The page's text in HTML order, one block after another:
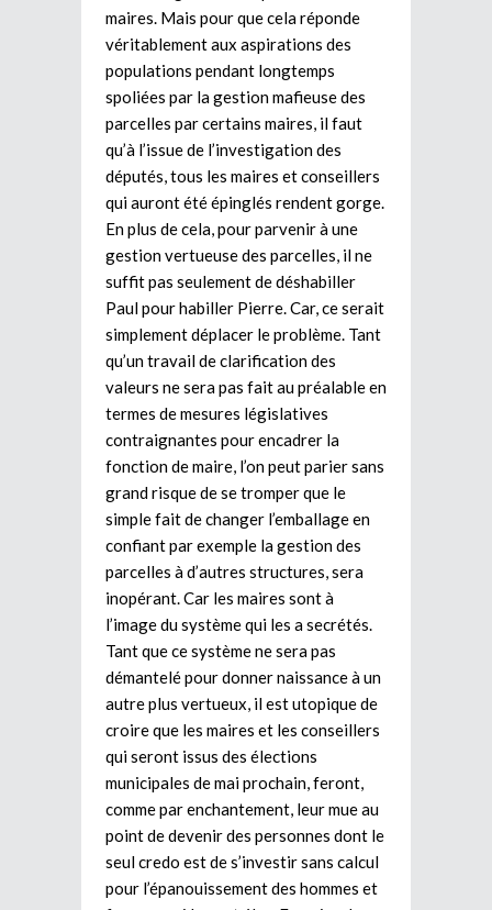
maires. Mais pour que cela réponde
véritablement aux aspirations des
populations pendant longtemps
spoliées par la gestion mafieuse des
parcelles par certains maires, il faut
qu’à l’issue de l’investigation des
députés, tous les maires et conseillers
qui auront été épinglés rendent gorge.
En plus de cela, pour parvenir à une
gestion vertueuse des parcelles, il ne
suffit pas seulement de déshabiller
Paul pour habiller Pierre. Car, ce serait
simplement déplacer le problème. Tant
qu’un travail de clarification des
valeurs ne sera pas fait au préalable en
termes de mesures législatives
contraignantes pour encadrer la
fonction de maire, l’on peut parier sans
grand risque de se tromper que le
simple fait de changer l’emballage en
confiant par exemple la gestion des
parcelles à d’autres structures, sera
inopérant. Car les maires sont à
l’image du système qui les a secrétés.
Tant que ce système ne sera pas
démantelé pour donner naissance à un
autre plus vertueux, il est utopique de
croire que les maires et les conseillers
qui seront issus des élections
municipales de mai prochain, feront,
comme par enchantement, leur mue au
point de devenir des personnes dont le
seul credo est de s’investir sans calcul
pour l’épanouissement des hommes et